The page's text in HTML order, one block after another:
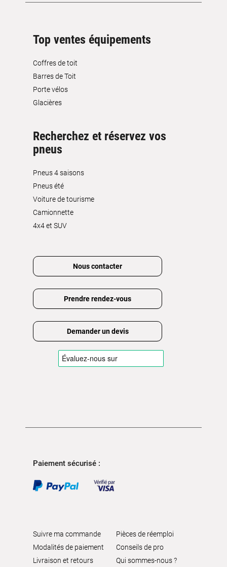
Top ventes équipements
Coffres de toit
Barres de Toit
Porte vélos
Glacières
Recherchez et réservez vos
pneus
Pneus 4 saisons
Pneus été
Voiture de tourisme
Camionnette
4x4 et SUV
Nous contacter
Prendre rendez-vous
Demander un devis
Paiement sécurisé :
Suivre ma commande
Modalités de paiement
Livraison et retours
Pièces de réemploi
Conseils de pro
Qui sommes-nous ?